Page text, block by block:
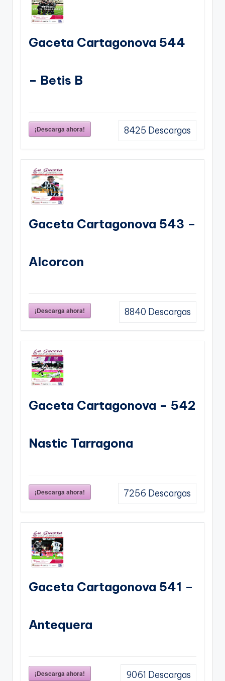
Gaceta Cartagonova 544
– Betis B
¡Descarga ahora! 8425 Descargas
Gaceta Cartagonova 543 –
Alcorcon
¡Descarga ahora! 8840 Descargas
Gaceta Cartagonova – 542
Nastic Tarragona
¡Descarga ahora! 7256 Descargas
Gaceta Cartagonova 541 –
Antequera
¡Descarga ahora! 9061 Descargas